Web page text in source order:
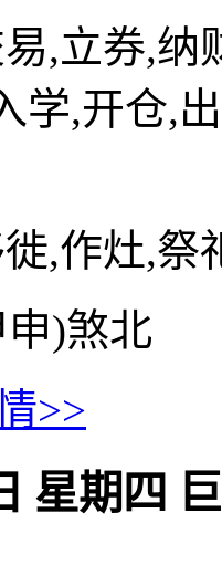
,立券,纳
学,开仓,
徙,作灶,祭
申)煞北
>>
星期四